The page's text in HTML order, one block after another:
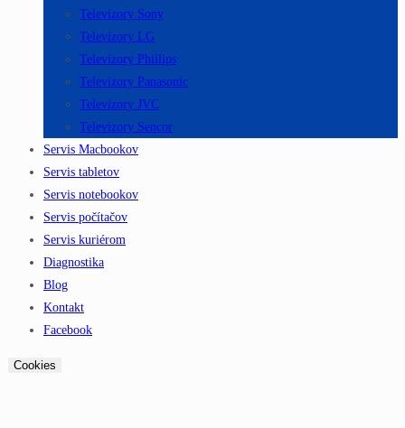
Televízory Sony
Televízory LG
Televízory Phillips
Televízory Panasonic
Televízory JVC
Televízory Sencor
Servis Macbookov
Servis tabletov
Servis notebookov
Servis počítačov
Servis kuriérom
Diagnostika
Blog
Kontakt
Facebook
Cookies